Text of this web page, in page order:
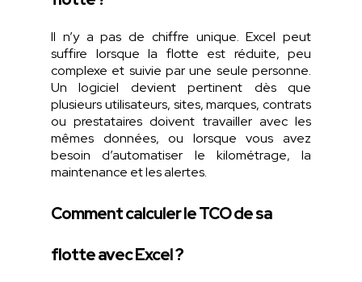
Il n’ya pas de chiffre unique. Excel peut
suffire lorsque la flotte est réduite, peu
complexe et suivie parune seule personne.
Unlogiciel devientpertinent dès
que
plusieursutilisateurs, sites, marques, contrats
ou prestataires doivent travailleravec les
mêmes données,ou lorsque vousavez
besoin
d’automatiser le kilométrage, la
maintenance et lesalertes.
Comment calculer le TCO de sa
flotte avec Excel ?